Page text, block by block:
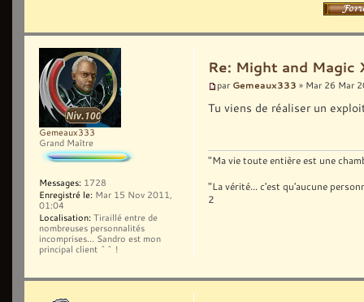
Re: Might and Magic
par Gemeaux333 » Mar 26 Mar
Tu viens de réaliser un
"Ma vie toute entière est une
"La vérité... c'est qu'aucune
2
Gemeaux333
Grand Maître
Messages: 1728
Enregistré le: Mar 15 Nov 2011,
01:04
Localisation: Tiraillé entre de
nombreuses personnalités
incomprises... Sandro est mon
principal client ^^ !